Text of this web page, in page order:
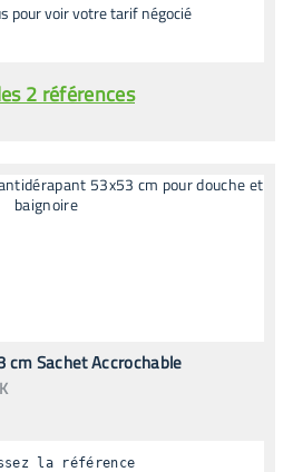
pour voir votre tarif négocié
2 références
cm Sachet Accrochable
la référence